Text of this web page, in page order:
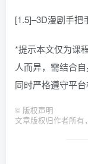
[1.5]–3D漫剧手把
*提示本文仅为课
人而异，需结合
同时严格遵守平
© 版权声明
文章版权归作者所有